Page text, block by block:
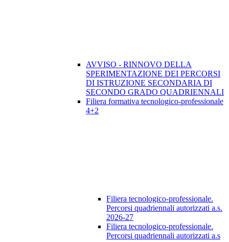
AVVISO - RINNOVO DELLA
SPERIMENTAZIONE DEI PERCORSI
DI ISTRUZIONE SECONDARIA DI
SECONDO GRADO QUADRIENNALI
Filiera formativa tecnologico-professionale
4+2
Filiera tecnologico-professionale.
Percorsi quadriennali autorizzati a.s.
2026-27
Filiera tecnologico-professionale.
Percorsi quadriennali autorizzati a.s